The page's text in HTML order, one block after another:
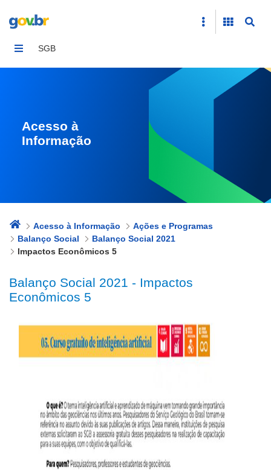
SGB
Acesso à
Informação
Acesso à Informação
Ações e Programas
Balanço Social
Balanço Social 2021
Impactos Econômicos 5
Balanço Social 2021 - Impactos
Econômicos 5